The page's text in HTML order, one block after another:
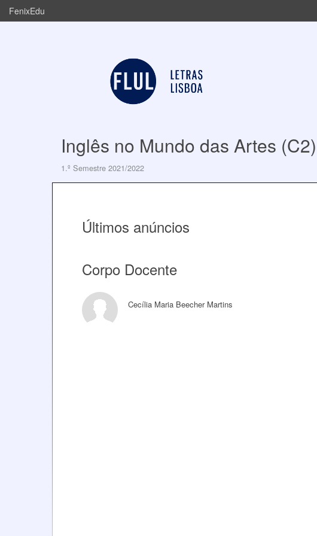
FenixEdu
Inglês no Mundo das Artes (C2)
1.º Semestre 2021/2022
Últimos anúncios
Corpo Docente
Cecília Maria Beecher Martins